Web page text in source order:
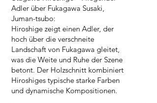
Adler über Fukagawa Susaki,
Juman-tsubo:
Hiroshige zeigt einen Adler, der
hoch über die verschneite
Landschaft von Fukagawa gleitet,
was die Weite und Ruhe der Szene
betont. Der Holzschnitt kombiniert
Hiroshiges typische starke Farben
und dynamische Kompositionen.